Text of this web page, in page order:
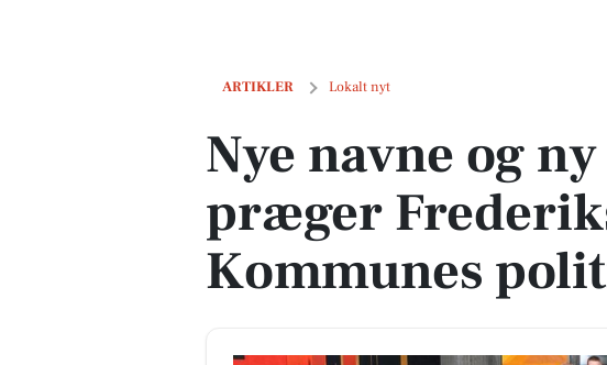
ARTIKLER Lokalt nyt
Nye navne og ny struktur præger Frederikshavn
Nye navne og
præger
Kommunes